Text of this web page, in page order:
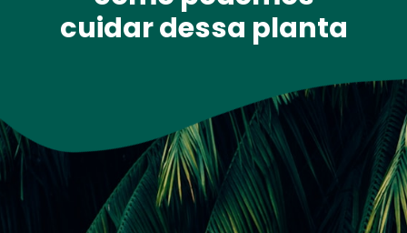
cuidar dessa planta